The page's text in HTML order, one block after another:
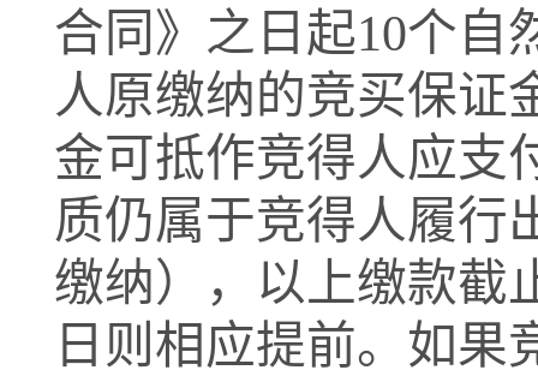
合同》之日起10个自
人原缴纳的竞买保证
金可抵作竞得人应支
质仍属于竞得人履行
缴纳），以上缴款截
日则相应提前。 如果